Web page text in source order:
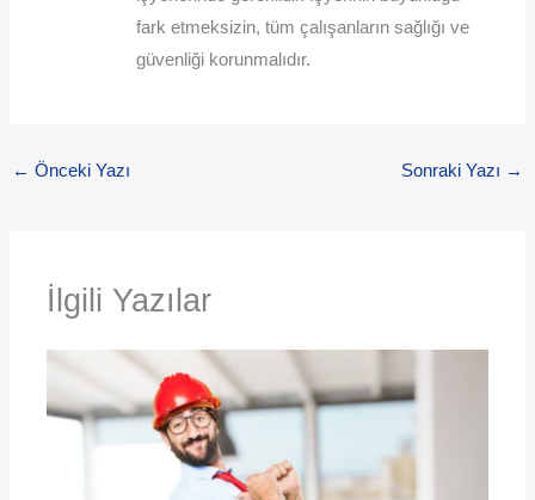
fark etmeksizin, tüm çalışanların sağlığı ve
güvenliği korunmalıdır.
← Önceki Yazı Sonraki Yazı →
İlgili Yazılar